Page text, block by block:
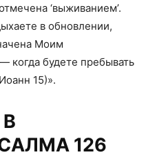
‘выживанием’.
в обновлении,
Моим
когда будете пребывать
15)».
126